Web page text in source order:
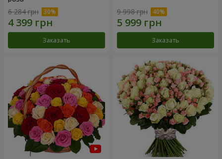
6 284 грн
Заказать
9 998 грн
Заказать